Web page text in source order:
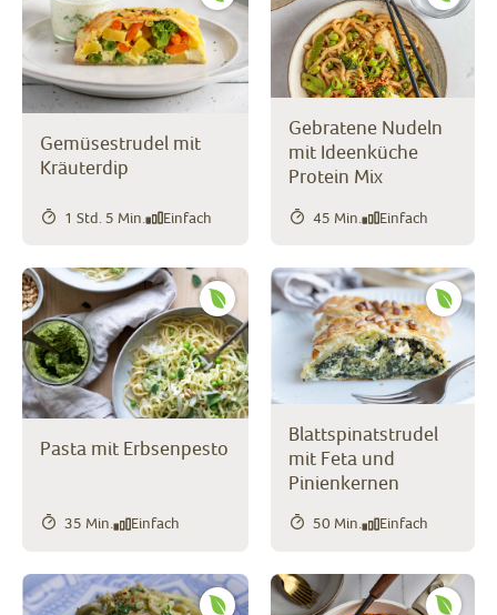
Gemüsestrudel mit
Kräuterdip
1 Std. 5 Min. Einfach
Gebratene Nudeln
mit Ideenküche
Protein Mix
45 Min. Einfach
Pasta mit Erbsenpesto
35 Min. Einfach
Blattspinatstrudel
mit Feta und
Pinienkernen
50 Min. Einfach